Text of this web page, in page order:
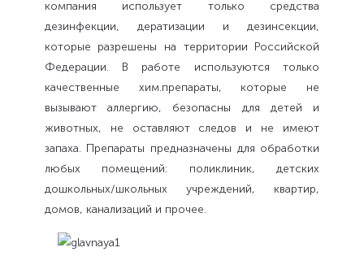
компания использует только средства
дезинфекции, дератизации и дезинсекции,
которые разрешены на территории Российской
Федерации. В работе используются только
качественные хим.препараты, которые не
вызывают аллергию, безопасны для детей и
животных, не оставляют следов и не имеют
запаха. Препараты предназначены для обработки
любых помещений: поликлиник, детских
дошкольных/школьных учреждений, квартир,
домов, канализаций и прочее.